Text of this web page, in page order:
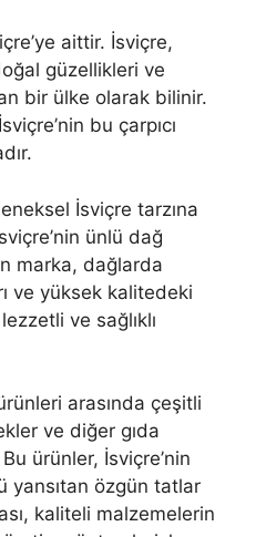
aittir. İsviçre,
güzellikleri ve
bir ülke olarak bilinir.
bu çarpıcı
İsviçre tarzına
ünlü dağ
marka, dağlarda
ve yüksek kalitedeki
ve sağlıklı
arasında çeşitli
ve diğer gıda
ürünler, İsviçre’nin
yansıtan özgün tatlar
kaliteli malzemelerin